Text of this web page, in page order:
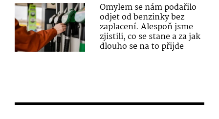
Omylem se nám podařilo
odjet od benzinky bez
zaplacení. Alespoň jsme
zjistili, co se stane a za jak
dlouho se na to přijde